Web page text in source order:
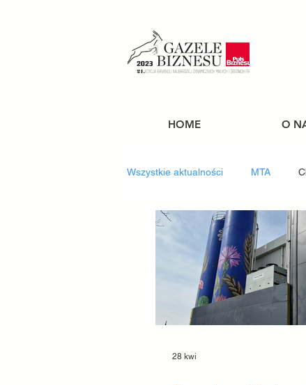
HOME O
Wszystkie aktualności MTA
Wynajem Serwis
28 kwi